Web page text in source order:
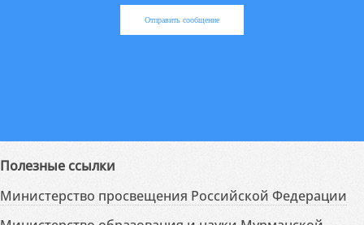
Отправить сообщение
Полезные ссылки
Министерство просвещения Российской Федерации